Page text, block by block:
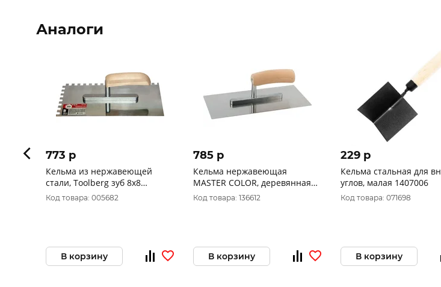
Аналоги
773 p
Кельма из нержавеющей
стали, Toolberg зуб 8х8
13х27см 40 Польша 1401008
Код товара: 005682
В корзину
785 p
Кельма нержавеющая
MASTER COLOR, деревянная
ручка, 270 x 130 мм
Код товара: 136612
В корзину
229 p
Кельма стальная для
углов, малая 1407006
Код товара: 071698
В корзину